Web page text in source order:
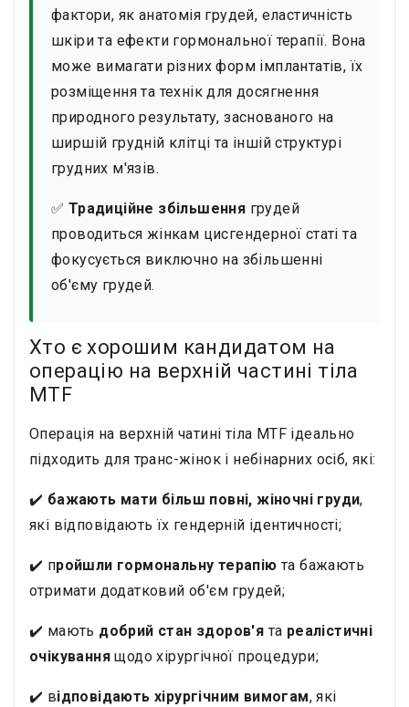
фактори, як анатомія грудей, еластичність
шкіри та ефекти гормональної терапії. Вона
може вимагати різних форм імплантатів, їх
розміщення та технік для досягнення
природного результату, заснованого на
ширшій грудній клітці та іншій структурі
грудних м'язів.
✅ Традиційне збільшення грудей
проводиться жінкам цисгендерної статі та
фокусується виключно на збільшенні
об'єму грудей.
Хто є хорошим кандидатом на
операцію на верхній частині тіла
MTF
Операція на верхній чатині тіла MTF ідеально
підходить для транс-жінок і небінарних осіб, які:
✔️ бажають мати більш повні, жіночні груди,
які відповідають їх гендерній ідентичності;
✔️ пройшли гормональну терапію та бажають
отримати додатковий об'єм грудей;
✔️ мають добрий стан здоров'я та реалістичні
очікування щодо хірургічної процедури;
✔️ відповідають хірургічним вимогам, які